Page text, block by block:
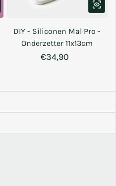
DIY - Siliconen Mal Pro -
Onderzetter 11x13cm
Normale prijs
€34,90